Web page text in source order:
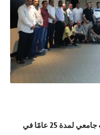
صدمة وذهول .. حبس مشدد لطالب جامعي لمدة 25 عامًا في